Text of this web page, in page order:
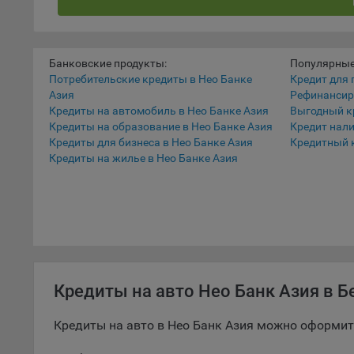
5.2.
их
5.3.
5.4.
9.1.
9.2.
Банковские продукты:
Потребительские кредиты в Нео Банке
Азия
Кредиты на автомобиль в Нео Банке Азия
Кредиты на образование в Нео Банке Азия
Кредиты для бизнеса в Нео Банке Азия
Кредиты на жилье в Нео Банке Азия
Кредит для
Выгодный
Кредит
Кредитный
Кредиты на авто Нео Банк Азия в
Кредиты на авто в Нео Банк Азия можно